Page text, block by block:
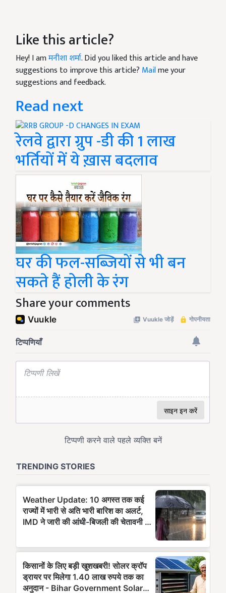
Like this article?
Hey! I amमनीशा शर्मा. Did you liked this article and have
suggestions to improve this article? Mailme your
suggestions and feedback.
Read next
रेलवे द्वारा ग्रुप -डी की 1 लाख
भर्तियों में ये ख़ास बदलाव
घर की फल-सब्जियों से भी बन
सकते हैं होली के रंग
Share your comments